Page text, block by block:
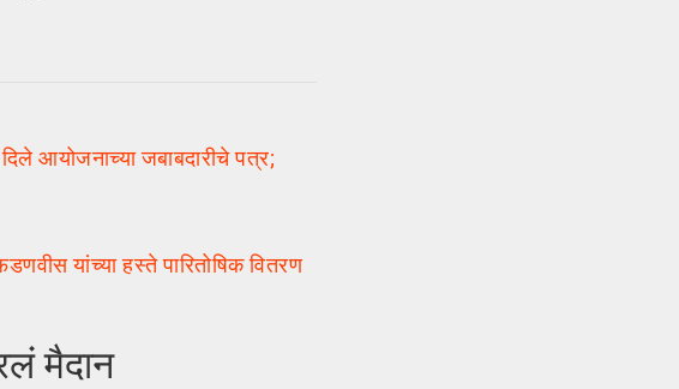
आयोजनाच्या जबाबदारीचे पत्र;
यांच्या हस्ते पारितोषिक वितरण
मैदान